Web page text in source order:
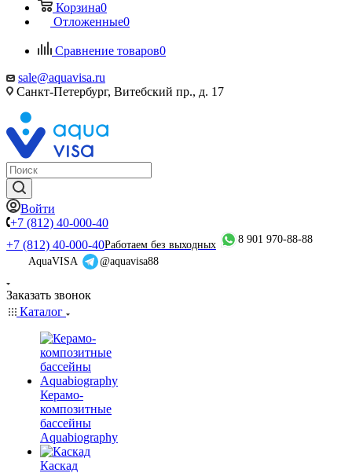
Корзина0
Отложенные0
Сравнение товаров0
sale@aquavisa.ru
Санкт-Петербург, Витебский пр., д. 17
Войти
+7 (812) 40-000-40
+7 (812) 40-000-40Работаем без выходных
8 901 970-88-88
AquaVISA
@aquavisa88
Заказать звонок
Каталог
Керамо-
композитные
бассейны
Aquabiography
Каскад